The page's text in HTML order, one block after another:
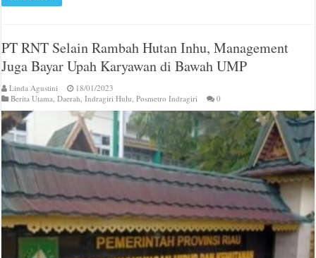
PT RNT Selain Rambah Hutan Inhu, Management
Juga Bayar Upah Karyawan di Bawah UMP
Linda Agustini
18/01/2023
Berita Utama ,Daerah ,Indragiri Hulu ,Posmetro Indragiri 0